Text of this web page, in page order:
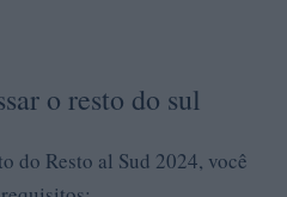
o resto do sul
do Resto al Sud 2024, você